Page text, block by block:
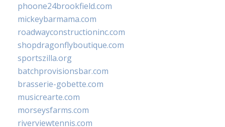
phoone24brookfield.com
mickeybarmama.com
roadwayconstructioninc.com
shopdragonflyboutique.com
sportszilla.org
batchprovisionsbar.com
brasserie-gobette.com
musicrearte.com
morseysfarms.com
riverviewtennis.com